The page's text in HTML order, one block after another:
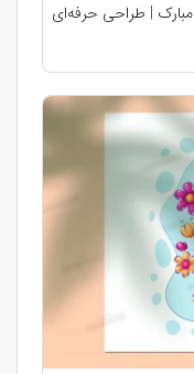
دانلود طرح لایه باز تایپوگرافی نوروز ۱۴۰۵ مبارک | طراحی حرفه‌ای